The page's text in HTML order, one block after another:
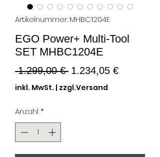
Artikelnummer: MHBC1204E
EGO Power+ Multi-Tool
SET MHBC1204E
1.299,00 € Standardpreis
1.234,05 €Sale-
inkl. MwSt. | zzgl.Versand
Anzahl *